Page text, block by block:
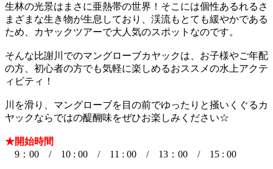
生林の光景はまさに亜熱帯の世界！そこには個性あるれるさ
まざまな生き物が生息しており、渓流もとても緩やかである
ため、カヤックツアーで大人気のスポットなのです。
そんな比謝川でのマングローブカヤックは、お子様やご年配
の方、初心者の方でも気軽に楽しめるおススメの水上アクテ
ィビティ！
川を滑り、マングローブを目の前でゆったりと掻いくぐるカ
ヤックならではの醍醐味をぜひお楽しみください☆
★開始時間
9：00 / 10 : 00 / 11 : 00 / 13：00 / 15 : 00